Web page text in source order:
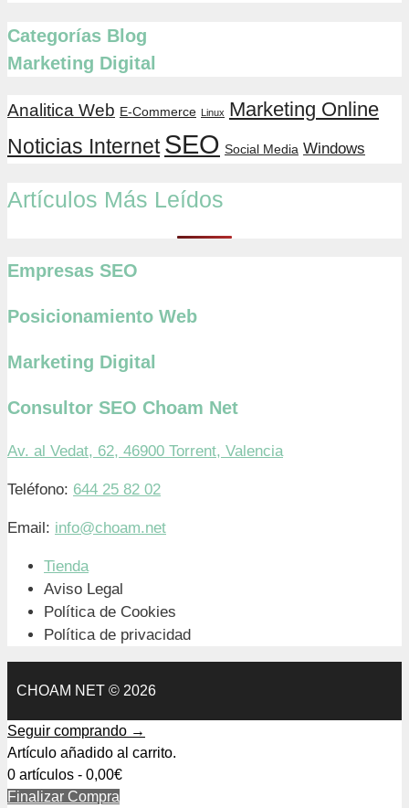
Categorías Blog
Marketing Digital
Analitica Web E-Commerce Linux Marketing Online
Noticias Internet SEO Social Media Windows
Artículos Más Leídos
Empresas SEO
Posicionamiento Web
Marketing Digital
Consultor SEO Choam Net
Av. al Vedat, 62, 46900 Torrent, Valencia
Teléfono: 644 25 82 02
Email: info@choam.net
Tienda
Aviso Legal
Política de Cookies
Política de privacidad
CHOAM NET © 2026
Seguir comprando →
Artículo añadido al carrito.
0 artículos - 0,00€
Finalizar Compra